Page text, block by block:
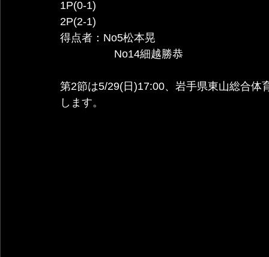
1P(0-1)
2P(2-1)
得点者：No5松本晃
                  No14細越勝恭
第2節は5/29(日)17:00、岩手県東山総合体
します。